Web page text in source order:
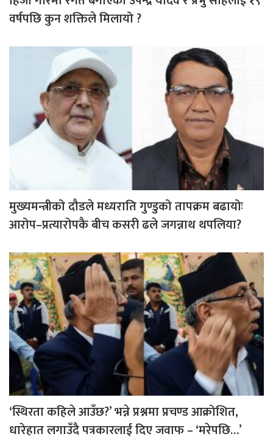
वर्षपछि कुन शक्तिले मिलायो ?
मुख्यमन्त्रीको दौडले मध्यराति गुण्डुको तापक्रम बढायोः
आरोप–प्रत्यारोपकै बीच कसरी ढले जगन्नाथ थपलिया?
‘स्थिरता कहिले आउँछ?’ भन्ने प्रश्नमा प्रचण्ड आक्रोशित,
धारेहात लगाउँदै पत्रकारलाई दिए जवाफ – ‘मरेपछि…’